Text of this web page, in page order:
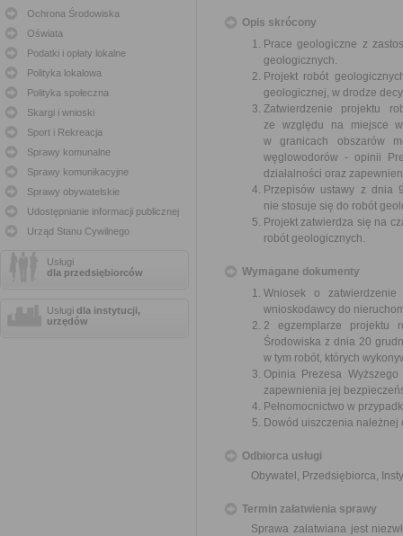
Ochrona Środowiska
Oświata
Podatki i opłaty lokalne
Polityka lokalowa
Polityka społeczna
Skargi i wnioski
Sport i Rekreacja
Sprawy komunalne
Sprawy komunikacyjne
Sprawy obywatelskie
Udostępnianie informacji publicznej
Urząd Stanu Cywilnego
Usługi
dla przedsiębiorców
Usługi dla instytucji,
urzędów
Opis skrócony
Prace geologiczne z
geologicznych.
Projekt robót
geologicznej, w drodze
Zatwierdzenie projektu
ze względu na miejsce
w granicach obszarów
węglowodorów - opinii
działalności oraz
Przepisów ustawy z dnia
nie stosuje się do robót
Projekt zatwierdza się na
robót geologicznych.
Wymagane dokumenty
Wniosek o
wnioskodawcy do
2 egzemplarze projektu
Środowiska z dnia 20
w tym robót, których
Opinia Prezesa
zapewnienia jej
Pełnomocnictwo w
Dowód uiszczenia należnej
Odbiorca usługi
Obywatel, Przedsiębiorca,
Termin załatwienia sprawy
Sprawa załatwiana jest